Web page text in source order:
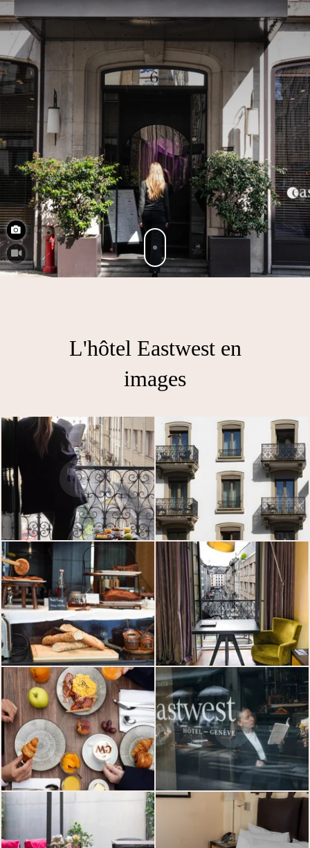
L'hôtel Eastwest en
images